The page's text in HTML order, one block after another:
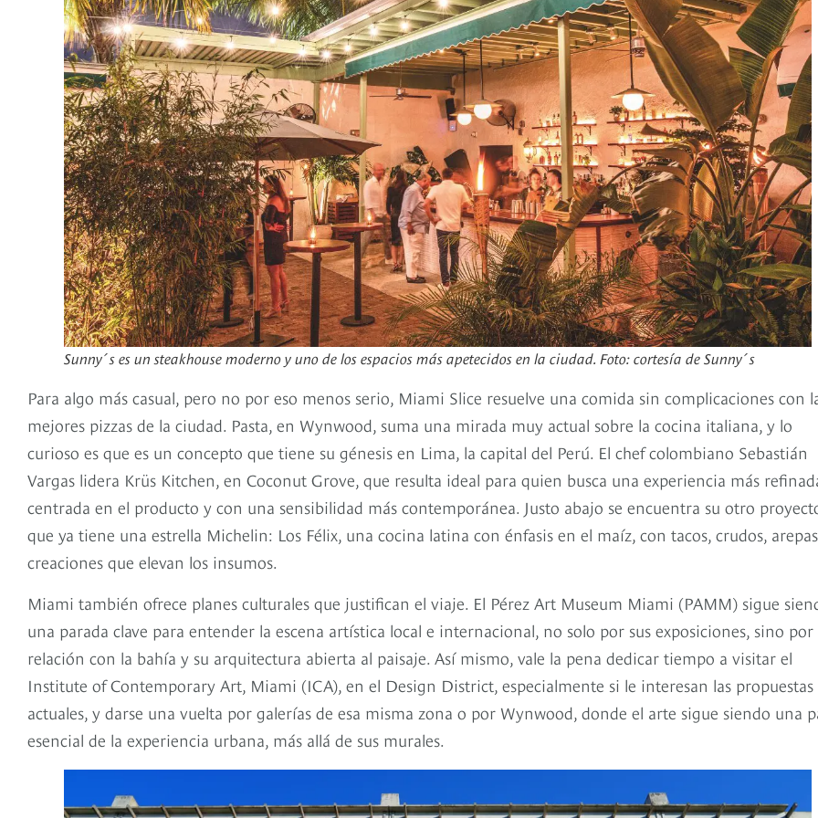
Sunny´s es un steakhouse moderno y uno de los espacios más apetecidos en la ciudad. Foto: cortesía de Sunny´s
Para algo más casual, pero no por eso menos serio, Miami Slice resuelve una comida sin complicaciones con
mejores pizzas de la ciudad. Pasta, en Wynwood, suma una mirada muy actual sobre la cocina italiana, y lo
curioso es que es un concepto que tiene su génesis en Lima, la capital del Perú. El chef colombiano Sebastián
Vargas lidera Krüs Kitchen, en Coconut Grove, que resulta ideal para quien busca una experiencia más
centrada en el producto y con una sensibilidad más contemporánea. Justo abajo se encuentra su otro
que ya tiene una estrella Michelin: Los Félix, una cocina latina con énfasis en el maíz, con tacos, crudos,
creaciones que elevan los insumos.
Miami también ofrece planes culturales que justifican el viaje. El Pérez Art Museum Miami (PAMM) sigue
una parada clave para entender la escena artística local e internacional, no solo por sus exposiciones, sino por
relación con la bahía y su arquitectura abierta al paisaje. Así mismo, vale la pena dedicar tiempo a visitar el
Institute of Contemporary Art, Miami (ICA), en el Design District, especialmente si le interesan las propuestas
actuales, y darse una vuelta por galerías de esa misma zona o por Wynwood, donde el arte sigue siendo una
esencial de la experiencia urbana, más allá de sus murales.